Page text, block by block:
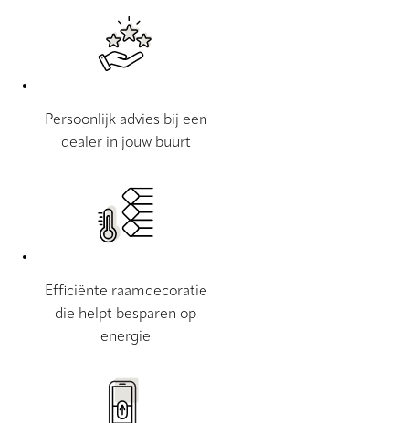
Persoonlijk advies bij een
dealer in jouw buurt
Efficiënte raamdecoratie
die helpt besparen op
energie